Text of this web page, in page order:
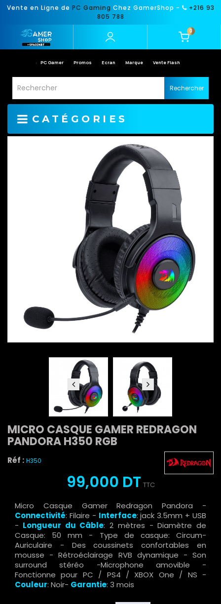
Vente en Ligne de PC Gaming Chez GamerShop -
+216 93
805 788
0
PC Gamer Promos Ecran Marque Vente Flash
Rechercher
CATÉGORIES
MICRO CASQUE GAMER REDRAGON
PANDORA H350 RGB
Réf : H350
99,000 DT TTC
Micro Casque Gamer Redragon Pandora -
Connectivité: Filaire - Interface: jack 3.5mm + USB
- Longueur du Câble: 2 mètres - Diamètre de
Casque: 50 mm - Type de casque: Circum-
Auriculaire - Des coussinets confortables en
mousse - Rétroéclairage RVB dynamique - Son
surround stéréo -Microphone amovible -
Fonctionne pour PC / PS4 / XBOX One / NS -
Couleur: Noir- Garantie: 3 mois